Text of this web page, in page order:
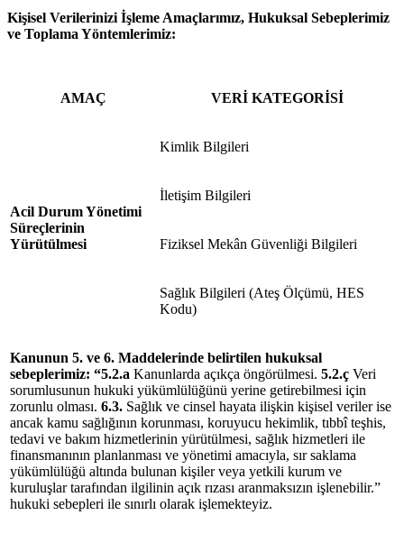
Kişisel Verilerinizi İşleme Amaçlarımız, Hukuksal Sebeplerimiz
ve Toplama Yöntemlerimiz:
AMAÇ VERİ KATEGORİSİ
Acil Durum Yönetimi
Süreçlerinin
Yürütülmesi
Kimlik Bilgileri
İletişim Bilgileri
Fiziksel Mekân Güvenliği Bilgileri
Sağlık Bilgileri (Ateş Ölçümü, HES
Kodu)
Kanunun 5. ve 6. Maddelerinde belirtilen hukuksal
sebeplerimiz: “5.2.a Kanunlarda açıkça öngörülmesi. 5.2.ç Veri
sorumlusunun hukuki yükümlülüğünü yerine getirebilmesi için
zorunlu olması. 6.3. Sağlık ve cinsel hayata ilişkin kişisel veriler ise
ancak kamu sağlığının korunması, koruyucu hekimlik, tıbbî teşhis,
tedavi ve bakım hizmetlerinin yürütülmesi, sağlık hizmetleri ile
finansmanının planlanması ve yönetimi amacıyla, sır saklama
yükümlülüğü altında bulunan kişiler veya yetkili kurum ve
kuruluşlar tarafından ilgilinin açık rızası aranmaksızın işlenebilir.”
hukuki sebepleri ile sınırlı olarak işlemekteyiz.